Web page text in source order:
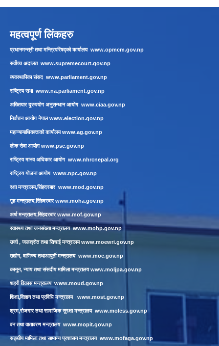
महत्वपूर्ण लिंकहरु
प्रधानमन्त्री तथा मन्त्रिपरिषद्को कार्यालय www.opmcm.gov.np
सर्वोच्च अदालत www.supremecourt.gov.np
व्यवस्थापिका संसद www.parliament.gov.np
राष्ट्रिय सभा www.na.parliament.gov.np
अख्तियार दुरुपयोग अनुसन्धान आयोग www.ciaa.gov.np
निर्वाचन आयोग नेपालwww.election.gov.np
महान्यायाधिवक्ताको कार्यालयwww.ag.gov.np
लाेक सेवा आयाेगwww.psc.gov.np
राष्ट्रिय मानव अधिकार आयोग www.nhrcnepal.org
राष्ट्रिय योजना आयोग www.npc.gov.np
रक्षा मन्त्रालय,सिंहदरबार www.mod.gov.np
गृह मन्त्रालय,सिंहदरबारwww.moha.gov.np
अर्थ मन्त्रालय,सिंहदरबारwww.mof.gov.np
स्वास्थ्य तथा जनसंख्या मन्त्रालयwww.mohp.gov.np
उर्जा , जलश्रोत तथा सिचाई मन्त्रालयwww.moewri.gov.np
उद्योग, वाणिज्य तथाआपुर्ती मन्त्रालय www.moc.gov.np
कानून, न्याय तथा संसदीय मामिला मन्त्रालयwww.moljpa.gov.np
शहरी विकास मन्त्रालयwww.moud.gov.np
शिक्षा,विज्ञान तथा प्रविधि मन्त्रालय www.most.gov.np
श्रम,रोजगार तथा सामाजिक सुरक्षा मन्त्रालय www.moless.gov.np
वन तथा वातावरण मन्त्रालय www.mopit.gov.np
सङ्घीय मामिला तथा सामान्य प्रशासन मन्त्रालय www.mofaga.gov.np